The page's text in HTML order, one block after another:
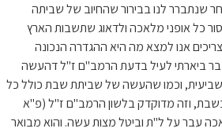
שנתברר לנו בבירור שהחיוב של שביתה
כל אופני מלאכה ולדאוג שתשבות הארץ
אנו למצא מה היא ההגדרה הנכונה
ביארתי לעיל בדעת הרמב"ם ז"ל דהעשה
וכמו שהעשה של שביתת שבת כולל כל
וזה מדוקדק בלשון הרמב"ם ז"ל (פ"א
עבר על ל"ת וביטל מצות עשה. והוא מבואר